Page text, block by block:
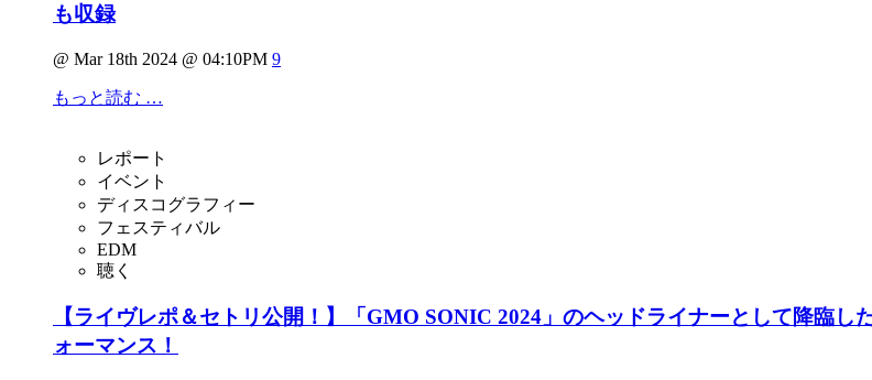
も収録
@ Mar 18th 2024 @ 04:10PM 9
もっと読む …
レポート
イベント
ディスコグラフィー
フェスティバル
EDM
聴く
【ライヴレポ＆セトリ公開！】「GMO SONIC 2024」のヘッドライナーとして降臨
ォーマンス！